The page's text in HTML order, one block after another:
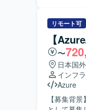
作成、技術
す。 【開発環境】 Microsoft Azure をベースとしたクラウド基盤環境で作業していただきま
す。 IaC
たガバナン
ら、設計
GitHub
PM補佐
務も担っていただきます。 【求め
題解決へ取
ションを
く、レビ
す。 【ポジションの魅力】 クラウドネイティブな環境で、設計から構築・運用まで一連の工程
に関わる
PM補佐と
リモート可
【
〜
日本国外
インフ
Azure
【募集背